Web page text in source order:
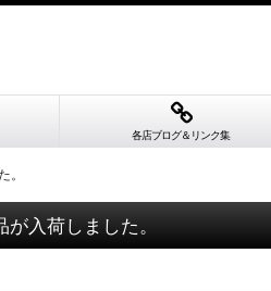
各店ブログ＆リンク集
。
入荷しました。